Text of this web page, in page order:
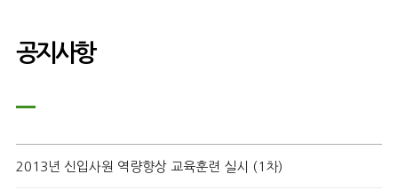
공지사항
2013년 신입사원 역량향상 교육훈련 실시 (1차)